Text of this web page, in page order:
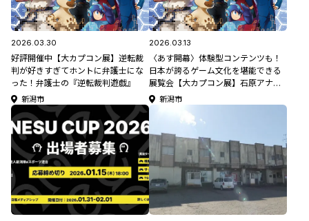
2026.03.30
好評開催中【大カプコン展】逆転裁
判が好きすぎてホントに弁護士にな
った！弁護士の『逆転裁判遊戯』
新潟市
2026.03.13
〈あす開幕〉体験型コンテンツも！
日本が誇るゲーム文化を堪能できる
展覧会【大カプコン展】石原アナの
体験記録②
新潟市